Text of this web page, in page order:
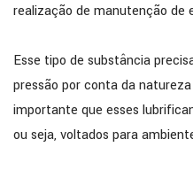
realização de manutenção de
Esse tipo de substância
pressão por conta da
importante que esses
ou seja, voltados para